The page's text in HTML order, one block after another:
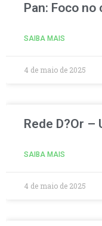
Pan: Foco
SAIBA MAIS
4 de maio de 2025
Rede D?Or –
SAIBA MAIS
4 de maio de 2025